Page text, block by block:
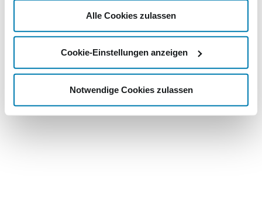
Alle Cookies zulassen
Cookie-Einstellungen anzeigen
Notwendige Cookies zulassen